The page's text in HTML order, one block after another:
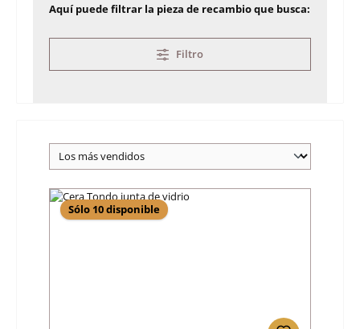
Aquí puede filtrar la pieza de recambio que busca:
Filtro
Sólo 10 disponible